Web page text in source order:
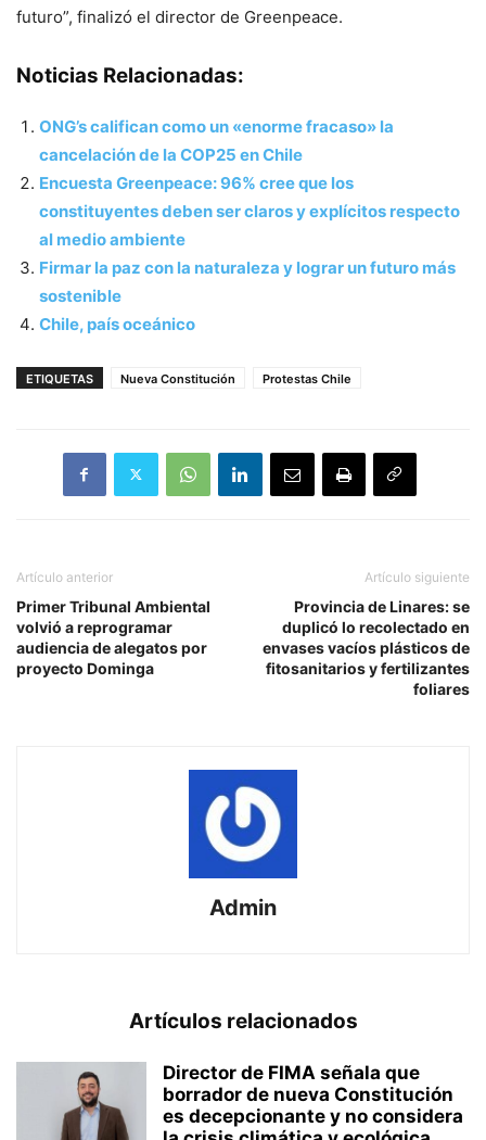
futuro”, finalizó el director de Greenpeace.
Noticias Relacionadas:
ONG’s califican como un «enorme fracaso» la
cancelación de la COP25 en Chile
Encuesta Greenpeace: 96% cree que los
constituyentes deben ser claros y explícitos respecto
al medio ambiente
Firmar la paz con la naturaleza y lograr un futuro más
sostenible
Chile, país oceánico
ETIQUETAS Nueva Constitución Protestas Chile
Artículo anterior
Primer Tribunal Ambiental
volvió a reprogramar
audiencia de alegatos por
proyecto Dominga
Artículo siguiente
Provincia de Linares: se
duplicó lo recolectado en
envases vacíos plásticos de
fitosanitarios y fertilizantes
foliares
Admin
Artículos relacionados
Director de FIMA señala que
borrador de nueva Constitución
es decepcionante y no considera